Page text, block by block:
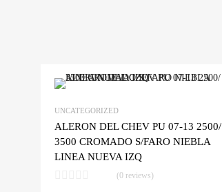
UNCATEGORIZED
ALERON DEL CHEV PU 07-13 2500/
3500 CROMADO S/FARO NIEBLA
LINEA NUEVA IZQ
(0 reviews)